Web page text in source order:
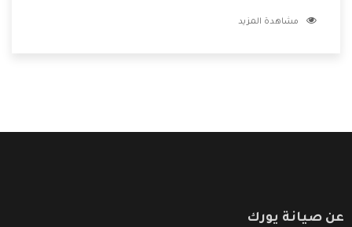
الشركة بها والتى تكون منها خدمة الصيانة التى تكون من أهم
مشاهدة المزيد
عن صيانة يورك